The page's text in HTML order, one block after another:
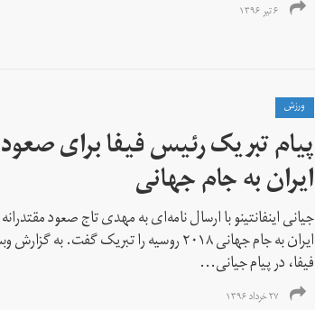
۶ تیر ۱۳۹۶
ورزش
پیام تبریک رئیس فیفا برای صعود
ایران به جام جهانی
جیانی اینفانتینو با ارسال نامه‌ای به مهدی تاج صعود
ایران به جام جهانی ۲۰۱۸ روسیه را تبریک گفت. به
فیفا، در پیام جیانی...
۲۷ خرداد ۱۳۹۶